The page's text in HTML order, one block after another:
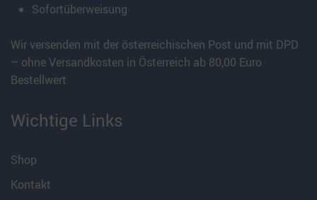
Sofortüberweisung
Wir versenden mit der österreichischen Post und mit DPD
– ohne Versandkosten in Österreich ab 80,00 Euro
Bestellwert
Wichtige Links
Shop
Kontakt